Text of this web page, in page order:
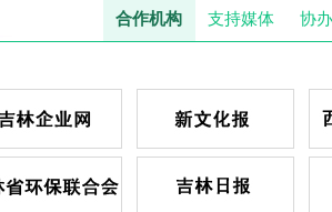
合作机构 支持媒体 协